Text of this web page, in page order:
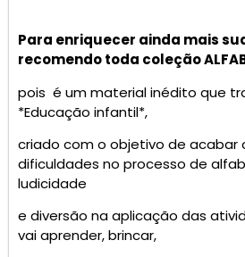
Para enriquecer ainda mais
recomendo toda coleção
pois é um material inédito que
*Educação infantil*,
criado com o objetivo de acabar
dificuldades no processo de
ludicidade
e diversão na aplicação das
vai aprender, brincar,